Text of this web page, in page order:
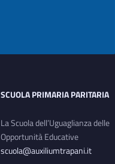
SCUOLA PRIMARIA PARITARIA
La Scuola dell’Uguaglianza delle
Opportunità Educative
scuola@auxiliumtrapani.it